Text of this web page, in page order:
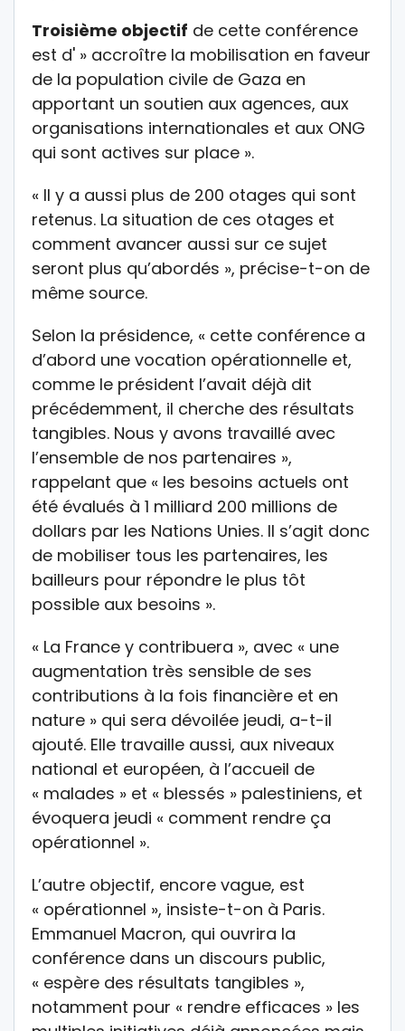
Troisième objectif de cette conférence
est d' » accroître la mobilisation en faveur
de la population civile de Gaza en
apportant un soutien aux agences, aux
organisations internationales et aux ONG
qui sont actives sur place ».
« Il y a aussi plus de 200 otages qui sont
retenus. La situation de ces otages et
comment avancer aussi sur ce sujet
seront plus qu’abordés », précise-t-on de
même source.
Selon la présidence, « cette conférence a
d’abord une vocation opérationnelle et,
comme le président l’avait déjà dit
précédemment, il cherche des résultats
tangibles. Nous y avons travaillé avec
l’ensemble de nos partenaires »,
rappelant que « les besoins actuels ont
été évalués à 1 milliard 200 millions de
dollars par les Nations Unies. Il s’agit donc
de mobiliser tous les partenaires, les
bailleurs pour répondre le plus tôt
possible aux besoins ».
« La France y contribuera », avec « une
augmentation très sensible de ses
contributions à la fois financière et en
nature » qui sera dévoilée jeudi, a-t-il
ajouté. Elle travaille aussi, aux niveaux
national et européen, à l’accueil de
« malades » et « blessés » palestiniens, et
évoquera jeudi « comment rendre ça
opérationnel ».
L’autre objectif, encore vague, est
« opérationnel », insiste-t-on à Paris.
Emmanuel Macron, qui ouvrira la
conférence dans un discours public,
« espère des résultats tangibles »,
notamment pour « rendre efficaces » les